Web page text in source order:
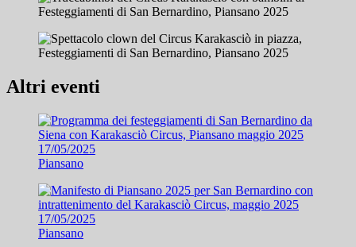
Altri eventi
17/05/2025
Piansano
17/05/2025
Piansano